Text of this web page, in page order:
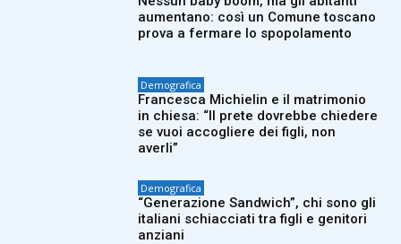
aumentano: così un Comune toscano
prova a fermare lo spopolamento
Demografica
Francesca Michielin e il matrimonio
in chiesa: “Il prete dovrebbe chiedere
se vuoi accogliere dei figli, non
averli”
Demografica
“Generazione Sandwich”, chi sono gli
italiani schiacciati tra figli e genitori
anziani